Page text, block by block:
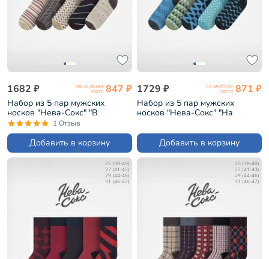
1682 ₽ по клубной
карте 847 ₽
Набор из 5 пар мужских
носков "Нева-Сокс" "В
библиотеке" (НС-5-НМ33)
1 Отзыв
Добавить в корзину
1729 ₽ по клубной
карте 871 ₽
Набор из 5 пар мужских
носков "Нева-Сокс" "На
Добавить в корзину
25 (38-40)
27 (41-43)
29 (44-46)
31 (46-47)
25 (38-40)
27 (41-43)
29 (44-46)
31 (46-47)